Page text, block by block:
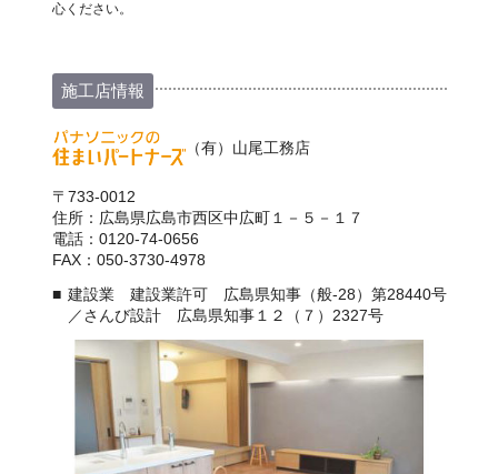
心ください。
施工店情報
（有）山尾工務店
〒733-0012
住所：広島県広島市西区中広町１－５－１７
電話：0120-74-0656
FAX：050-3730-4978
建設業 建設業許可 広島県知事（般-28）第28440号
／さんび設計 広島県知事１２（７）2327号